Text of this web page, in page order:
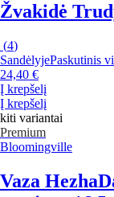
Žvakidė
(4)
SandėlyjePaskutinis
24,40 €
Į krepšelį
Į krepšelį
kiti variantai
Premium
Bloomingville
Vaza Hezha